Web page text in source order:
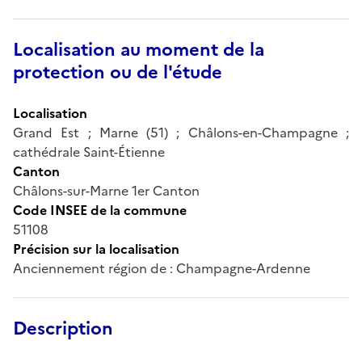
Localisation au moment de la
protection ou de l'étude
Localisation
Grand Est ; Marne (51) ; Châlons-en-Champagne ;
cathédrale Saint-Étienne
Canton
Châlons-sur-Marne 1er Canton
Code INSEE de la commune
51108
Précision sur la localisation
Anciennement région de : Champagne-Ardenne
Description